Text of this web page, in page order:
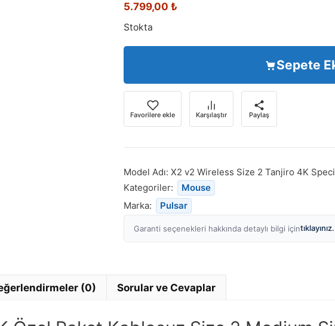
5.799,00 ₺
Stokta
Sepete
Favorilere ekle Karşılaştır Paylaş
Model Adı:X2 v2 Wireless Size 2 Tanjiro 4K
Kategoriler:
Mouse
Marka:
Pulsar
Garanti seçenekleri hakkında detaylı bilgi içintıklayınız.
(0) Sorular ve Cevaplar